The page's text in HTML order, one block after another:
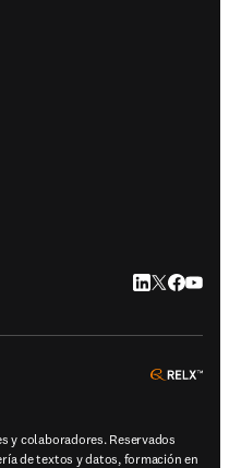
LinkedIn se
Twitter se
y colaboradores. Reservados
de textos y datos, formación en